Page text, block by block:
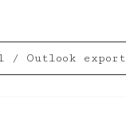
/ Outlook export